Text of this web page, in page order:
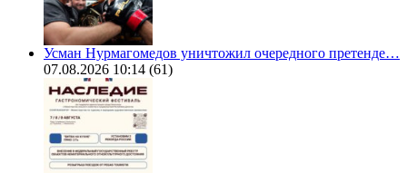
Усман Нурмагомедов уничтожил очередного претенде…
07.08.2026 10:14 (61)